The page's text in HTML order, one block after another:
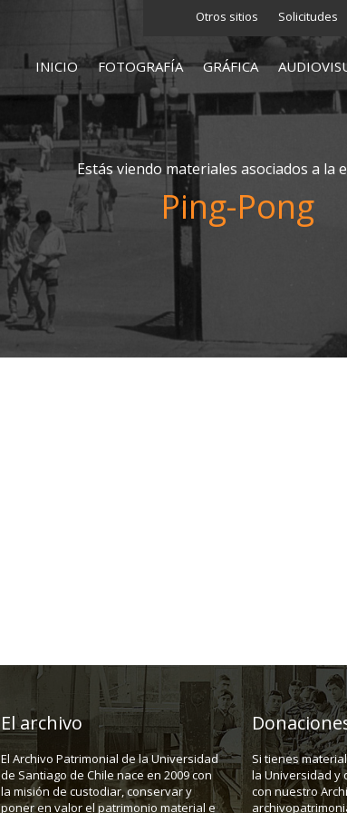
Otros sitios Solicitudes
INICIO FOTOGRAFÍA GRÁFICA
Estás viendo materiales asociados a la
Ping-Pong
El archivo
El Archivo Patrimonial de la Universidad
de Santiago de Chile nace en 2009 con
la misión de custodiar, conservar y
poner en valor el patrimonio material e
Si tienes
la Universidad y
con nuestro